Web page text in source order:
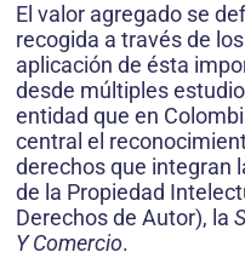
El valor agregado se
recogida a través de
aplicación de ésta
desde múltiples
entidad que en
central el
derechos que integran
de la Propiedad
Derechos de Autor), la
Y Comercio.